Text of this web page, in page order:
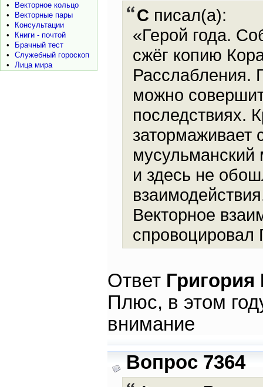
•
Векторное кольцо
•
Векторные пары
•
Консультации
•
Книги - почтой
•
Брачный тест
•
Служебный гороскоп
•
Лица мира
C писал(а):
«Герой года.
сжёг копию
Расслабления.
можно
последствиях.
затормаживает
мусульманский
и здесь не
Векторное
спровоцировал
Ответ
Плюс, в этом
внимание
Вопрос 7364